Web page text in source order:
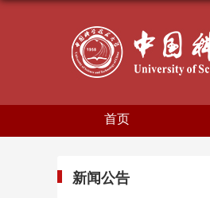
首页
新闻公告